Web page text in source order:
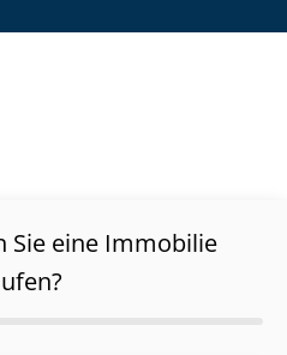
Sie eine Immobilie